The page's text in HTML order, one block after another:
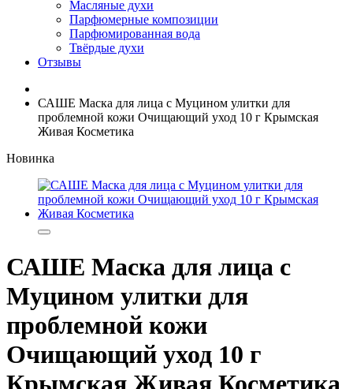
Масляные духи
Парфюмерные композиции
Парфюмированная вода
Твёрдые духи
Отзывы
САШЕ Маска для лица с Муцином улитки для
проблемной кожи Очищающий уход 10 г Крымская
Живая Косметика
Новинка
САШЕ Маска для лица с
Муцином улитки для
проблемной кожи
Очищающий уход 10 г